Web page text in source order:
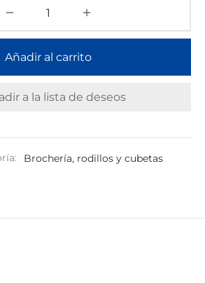
Añadir al carrito
a la lista de deseos
Brochería, rodillos y cubetas